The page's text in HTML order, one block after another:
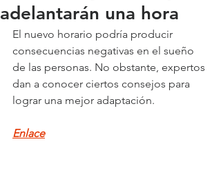
adelantarán una hora
El nuevo horario podría producir
consecuencias negativas en el sueño
de las personas. No obstante, expertos
dan a conocer ciertos consejos para
lograr una mejor adaptación.
Enlace